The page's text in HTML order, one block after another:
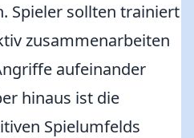
Spieler sollten trainiert
zusammenarbeiten
aufeinander
hinaus ist die
Spielumfelds